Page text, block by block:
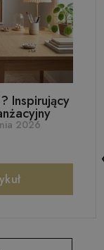
Inspirujący
2026